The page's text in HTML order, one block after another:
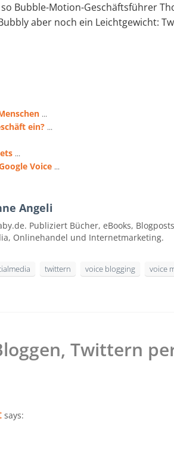
Bubble-Motion-Geschäftsführer
aber noch ein Leichtgewicht:
...
ein? ...
...
Voice ...
Angeli
Publiziert Bücher, eBooks,
Onlinehandel und Internetmarketing.
twittern voice blogging voice
Twittern
says: